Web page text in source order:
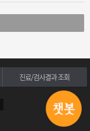
진료/검사결과 조회